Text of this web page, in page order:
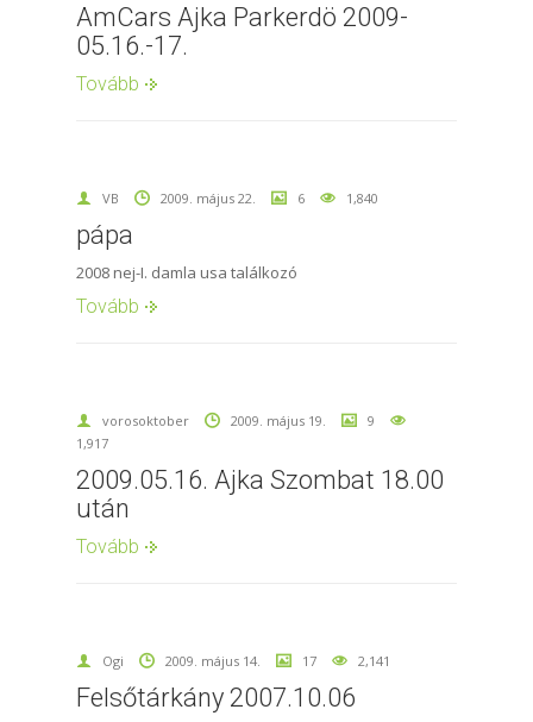
AmCars Ajka Parkerdö 2009-
05.16.-17.
Tovább
VB 2009. május 22. 6 1,840
pápa
2008 nej-I. damla usa találkozó
Tovább
vorosoktober 2009. május 19.
9
1,917
2009.05.16. Ajka Szombat 18.00
után
Tovább
Ogi 2009. május 14. 17 2,141
Felsőtárkány 2007.10.06